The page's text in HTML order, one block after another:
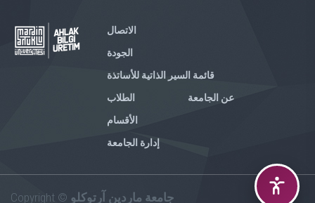
الاتصال
الجودة
قائمة السير الذاتية للأساتذة
الطلاب
الأقسام
إدارة الجامعة
عن الجامعة
Copyright © جامعة ماردين آرتوكلو